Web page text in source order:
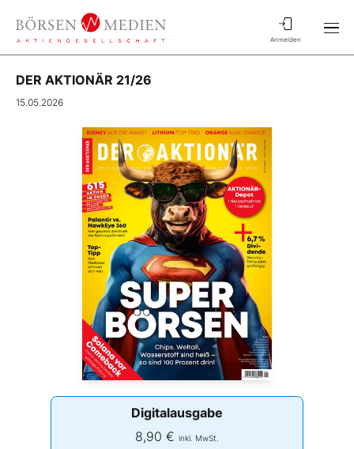
Anmelden
DER AKTIONÄR 21/26
15.05.2026
Digitalausgabe
8,90 € inkl. MwSt.